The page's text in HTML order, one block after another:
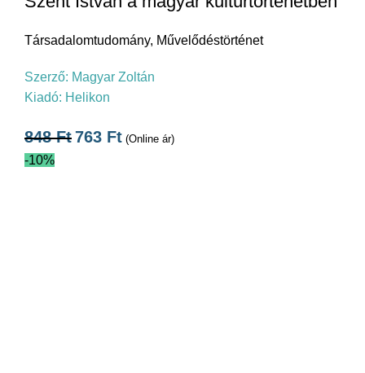
Társadalomtudomány, Művelődéstörténet
Szerző: Magyar Zoltán
Kiadó: Helikon
848Ft763 Ft (Online ár)
-10%